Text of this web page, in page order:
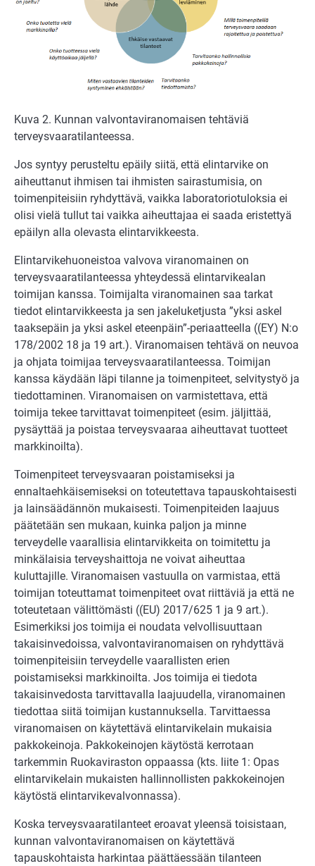
Kuva 2. Kunnan valvontaviranomaisen tehtäviä
terveysvaaratilanteessa.
Jos syntyy perusteltu epäily siitä, että elintarvike on
aiheuttanut ihmisen tai ihmisten sairastumisia, on
toimenpiteisiin ryhdyttävä, vaikka laboratoriotuloksia ei
olisi vielä tullut tai vaikka aiheuttajaa ei saada eristettyä
epäilyn alla olevasta elintarvikkeesta.
Elintarvikehuoneistoa valvova viranomainen on
terveysvaaratilanteessa yhteydessä elintarvikealan
toimijan kanssa. Toimijalta viranomainen saa tarkat
tiedot elintarvikkeesta ja sen jakeluketjusta ”yksi askel
taaksepäin ja yksi askel eteenpäin”-periaatteella ((EY) N:o
178/2002 18 ja 19 art.). Viranomaisen tehtävä on neuvoa
ja ohjata toimijaa terveysvaaratilanteessa. Toimijan
kanssa käydään läpi tilanne ja toimenpiteet, selvitystyö ja
tiedottaminen. Viranomaisen on varmistettava, että
toimija tekee tarvittavat toimenpiteet (esim. jäljittää,
pysäyttää ja poistaa terveysvaaraa aiheuttavat tuotteet
markkinoilta).
Toimenpiteet terveysvaaran poistamiseksi ja
ennaltaehkäisemiseksi on toteutettava tapauskohtaisesti
ja lainsäädännön mukaisesti. Toimenpiteiden laajuus
päätetään sen mukaan, kuinka paljon ja minne
terveydelle vaarallisia elintarvikkeita on toimitettu ja
minkälaisia terveyshaittoja ne voivat aiheuttaa
kuluttajille. Viranomaisen vastuulla on varmistaa, että
toimijan toteuttamat toimenpiteet ovat riittäviä ja että ne
toteutetaan välittömästi ((EU) 2017/625 1 ja 9 art.).
Esimerkiksi jos toimija ei noudata velvollisuuttaan
takaisinvedoissa, valvontaviranomaisen on ryhdyttävä
toimenpiteisiin terveydelle vaarallisten erien
poistamiseksi markkinoilta. Jos toimija ei tiedota
takaisinvedosta tarvittavalla laajuudella, viranomainen
tiedottaa siitä toimijan kustannuksella. Tarvittaessa
viranomaisen on käytettävä elintarvikelain mukaisia
pakkokeinoja. Pakkokeinojen käytöstä kerrotaan
tarkemmin Ruokaviraston oppaassa (kts. liite 1: Opas
elintarvikelain mukaisten hallinnollisten pakkokeinojen
käytöstä elintarvikevalvonnassa).
Koska terveysvaaratilanteet eroavat yleensä toisistaan,
kunnan valvontaviranomaisen on käytettävä
tapauskohtaista harkintaa päättäessään tilanteen